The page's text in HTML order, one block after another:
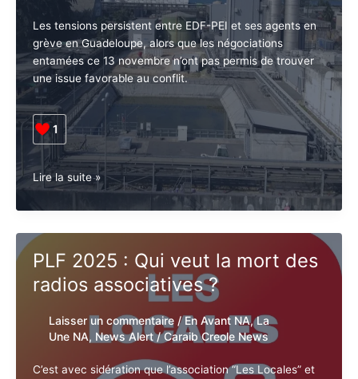
grâce
posthume
grève
Laisser un commentaire /News Alert/
Caraib Creole News
Les tensions persistent entre EDF-PEI et ses agents
en grève en Guadeloupe, alors que les négociations
entamées ce 13 novembre n’ont pas permis de
trouver une issue favorable au conflit.
1
Guadeloupe.
Nouvelle
impasse
négociations
Lire la suite »
PLF 2025 : Qui veut la mort
des radios associatives ?
Abonnez-vous à la Newsletter pour ne rien
manquer !
E-mail*
J'acceptel'accord de confidentialité
X